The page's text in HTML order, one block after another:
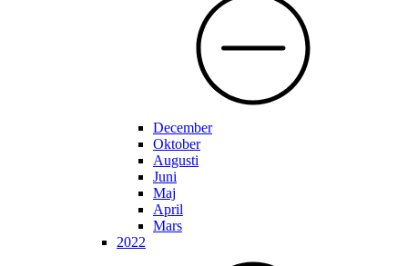
December
Oktober
Augusti
Juni
Maj
April
Mars
2022